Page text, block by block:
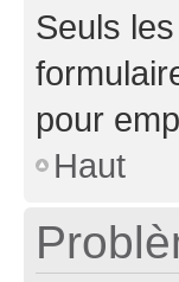
Seuls
pour
Haut